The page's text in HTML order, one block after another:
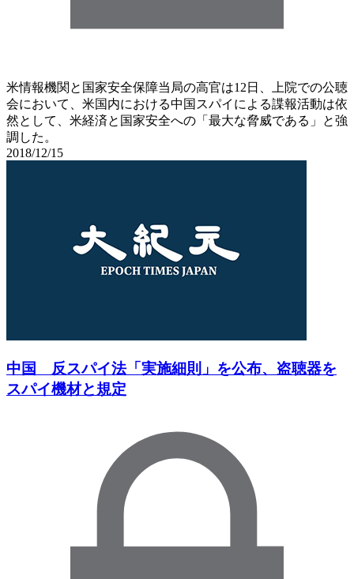
米情報機関と国家安全保障当局の高官は12日、上院での公聴
会において、米国内における中国スパイによる諜報活動は依
然として、米経済と国家安全への「最大な脅威である」と強
調した。
2018/12/15
中国 反スパイ法「実施細則」を公布、盗聴器を
スパイ機材と規定